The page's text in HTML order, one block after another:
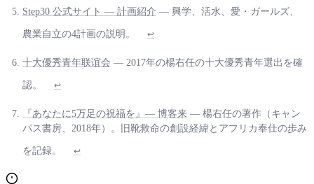
Step30 公式サイト — 計画紹介 — 興学、活水、愛・ガールズ、
農業自立の4計画の説明。 ↩
十大優秀青年联谊会 — 2017年の楊右任の十大優秀青年選出を確
認。 ↩
『あなたに5万足の祝福を』— 博客来 — 楊右任の著作（キャン
パス書房、2018年）。旧靴救命の創設経緯とアフリカ奉仕の歩み
を記録。 ↩